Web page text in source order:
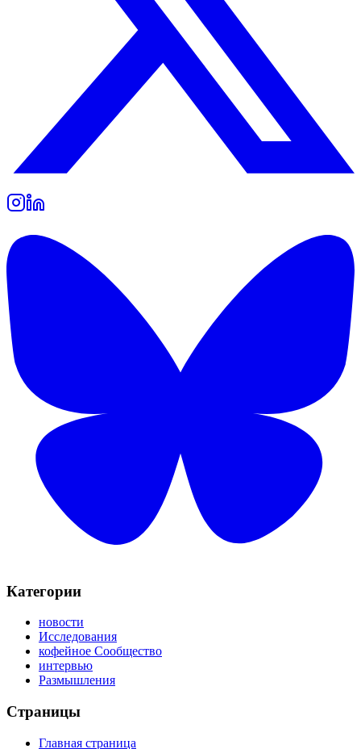
Категории
новости
Исследования
кофейное Сообщество
интервью
Размышления
Страницы
Главная страница